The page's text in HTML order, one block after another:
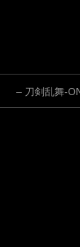
– 刀剣乱舞-